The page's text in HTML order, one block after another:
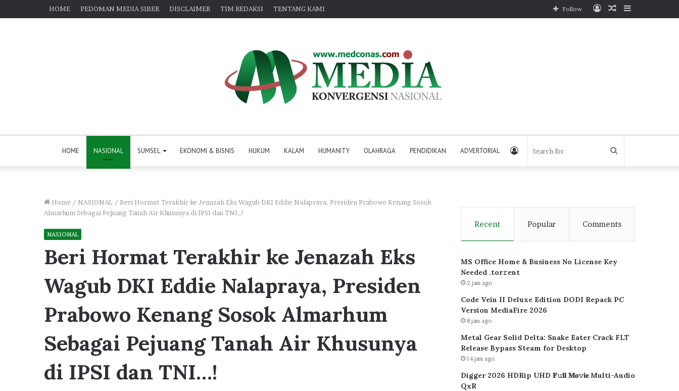
HOME PEDOMAN MEDIA SIBER DISCLAIMER TIM REDAKSI TENTANG KAMI Sidebar
Random
Log
Follow
HOME NASIONAL SUMSEL EKONOMI & BISNIS HUKUM KALAM HUMANITY OLAHRAGA PENDIDIKAN ADVERTORIAL Search
Log
Home / NASIONAL / Beri Hormat Terakhir ke Jenazah Eks Wagub DKI Eddie Nalapraya, Presiden Prabowo Kenang Sosok
Almarhum Sebagai Pejuang Tanah Air Khusunya di IPSI dan TNI…!
NASIONAL
Beri Hormat Terakhir ke Jenazah Eks
Wagub DKI Eddie Nalapraya, Presiden
Prabowo Kenang Sosok Almarhum
Sebagai Pejuang Tanah Air Khusunya
di IPSI dan TNI…!
Recent Popular Comments
MS Office Home & Business No License Key
Needed .tоr𝚛еnt
2 jam ago
Code Vein II Deluxe Edition DODI Repack PC
Version MediaFire 2026
8 jam ago
Metal Gear Solid Delta: Snake Eater Crack FLT
Release Bypass Steam for Desktop
14 jam ago
Digger 2026 HDRip UHD 𝐅𝚞𝐥𝐥 𝐌𝐨𝚟𝐢𝐞 Multi-Audio
QxR